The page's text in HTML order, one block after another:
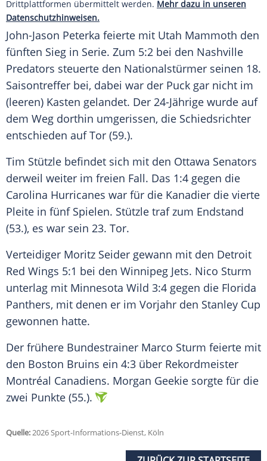
Drittplattformen übermittelt werden. Mehr dazu in unseren
Datenschutzhinweisen.
John-Jason Peterka feierte mit Utah Mammoth den
fünften Sieg in Serie. Zum 5:2 bei den Nashville
Predators steuerte den Nationalstürmer seinen 18.
Saisontreffer bei, dabei war der Puck gar nicht im
(leeren) Kasten gelandet. Der 24-Jährige wurde auf
dem Weg dorthin umgerissen, die Schiedsrichter
entschieden auf Tor (59.).
Tim Stützle befindet sich mit den Ottawa Senators
derweil weiter im freien Fall. Das 1:4 gegen die
Carolina Hurricanes war für die Kanadier die vierte
Pleite in fünf Spielen. Stützle traf zum Endstand
(53.), es war sein 23. Tor.
Verteidiger Moritz Seider gewann mit den Detroit
Red Wings 5:1 bei den Winnipeg Jets. Nico Sturm
unterlag mit Minnesota Wild 3:4 gegen die Florida
Panthers, mit denen er im Vorjahr den Stanley Cup
gewonnen hatte.
Der frühere Bundestrainer Marco Sturm feierte mit
den Boston Bruins ein 4:3 über Rekordmeister
Montréal Canadiens. Morgan Geekie sorgte für die
zwei Punkte (55.).
Quelle:2026 Sport-Informations-Dienst, Köln